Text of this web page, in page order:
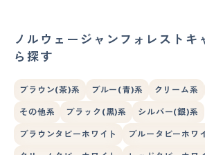
ノルウェージャンフォレストキ
ら探す
ブラウン(茶)系 ブルー(青)系 クリーム系
その他系 ブラック(黒)系 シルバー(銀)系
ブラウンタビーホワイト ブルータビーホワ